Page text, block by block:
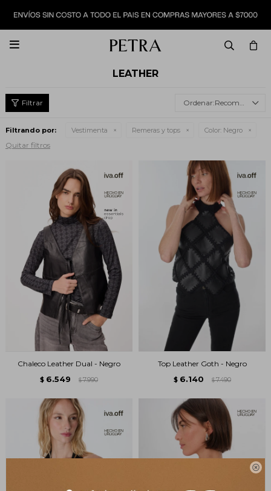


LEATHER
Recomendados
Filtrando por: Vestimenta Remeras y tops Color: Negro
Quitar filtros
Chaleco Leather Dual - Negro
$ 6.549 $ 7.990
Top Leather Goth - Negro
$ 6.140 $ 7.490